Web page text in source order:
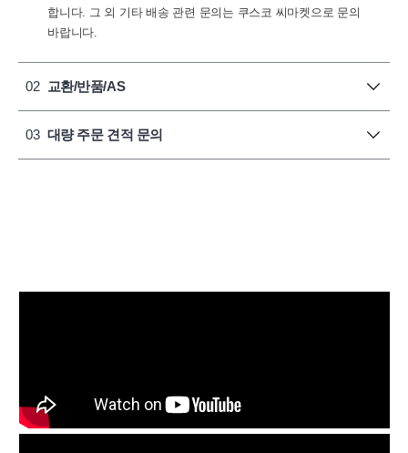
합니다. 그 외 기타 배송 관련 문의는 쿠스코 씨마켓으로 문의
바랍니다.
02 교환/반품/AS
03 대량 주문 견적 문의